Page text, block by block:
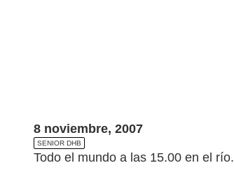
8 noviembre, 2007
SENIOR DHB
Todo el mundo a las 15.00 en el río.